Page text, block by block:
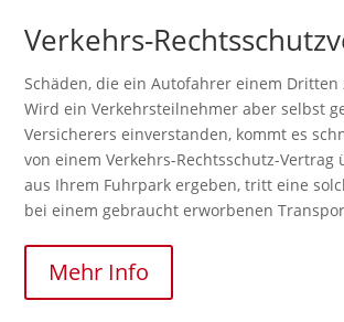
Verkehrs-
Schäden, die ein Autofahrer einem
Wird ein Verkehrsteilnehmer aber selbst
Versicherers einverstanden, kommt es
von einem Verkehrs-Rechtsschutz-
aus Ihrem Fuhrpark ergeben, tritt eine
bei einem gebraucht erworbenen
Mehr Info